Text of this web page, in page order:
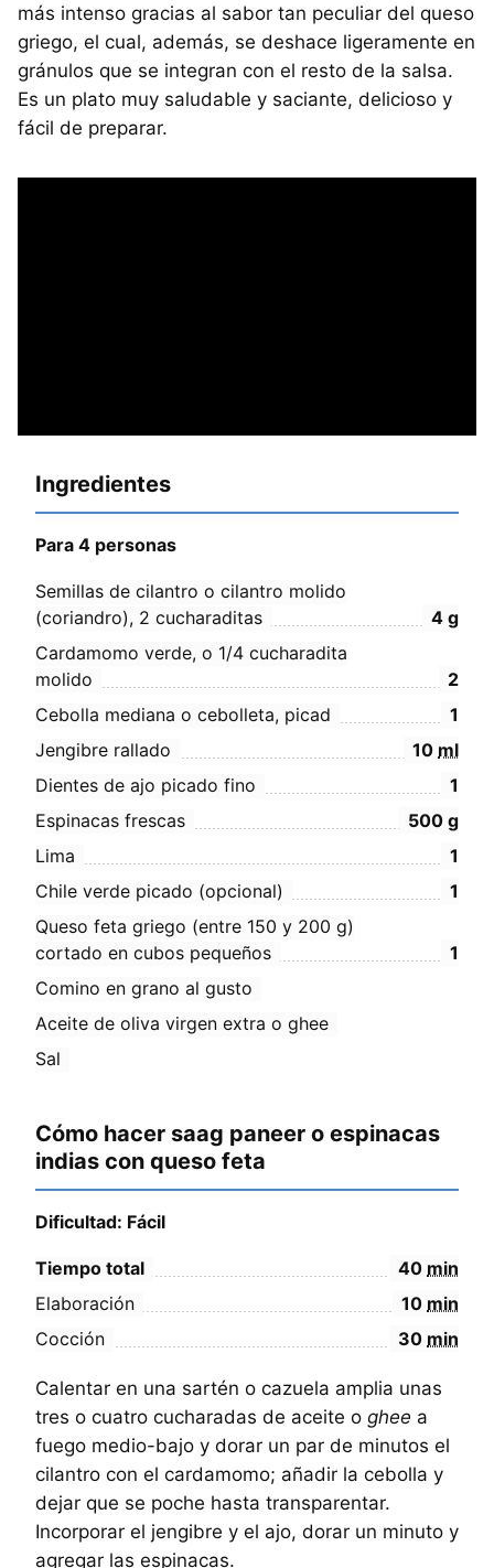
más intenso gracias al sabor tan peculiar del queso
griego, el cual, además, se deshace ligeramente en
gránulos que se integran con el resto de la salsa.
Es un plato muy saludable y saciante, delicioso y
fácil de preparar.
Ingredientes
Para 4 personas
Semillas de cilantro o cilantro molido
(coriandro), 2 cucharaditas
4 g
Cardamomo verde, o 1/4 cucharadita
molido
2
Cebolla mediana o cebolleta, picad
1
Jengibre rallado
10 ml
Dientes de ajo picado fino
1
Espinacas frescas
500 g
Lima
1
Chile verde picado (opcional)
1
Queso feta griego (entre 150 y 200 g)
cortado en cubos pequeños
1
Comino en grano al gusto
Aceite de oliva virgen extra o ghee
Sal
Cómo hacer saag paneer o espinacas
indias con queso feta
Dificultad: Fácil
Tiempo total 40 min
Elaboración
10 min
Cocción
30 min
Calentar en una sartén o cazuela amplia unas
tres o cuatro cucharadas de aceite o ghee a
fuego medio-bajo y dorar un par de minutos el
cilantro con el cardamomo; añadir la cebolla y
dejar que se poche hasta transparentar.
Incorporar el jengibre y el ajo, dorar un minuto y
agregar las espinacas.